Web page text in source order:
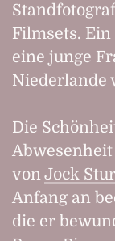
Filmsets.
eine junge
Niederlande
Die
vonJock
Anfang an
die er